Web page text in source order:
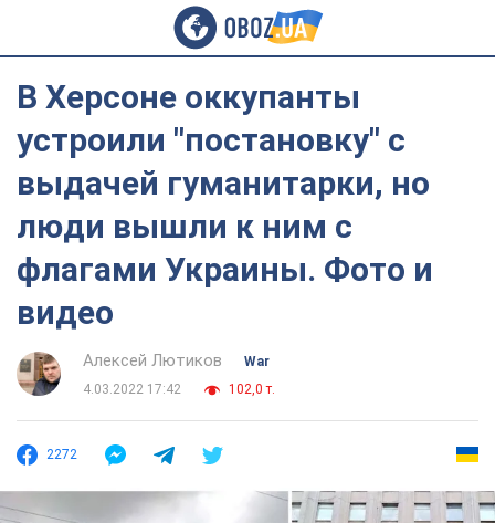
В Херсоне оккупанты
устроили "постановку" с
выдачей гуманитарки, но
люди вышли к ним с
флагами Украины. Фото и
видео
Алексей Лютиков
War
4.03.2022 17:42
102,0 т.
2272